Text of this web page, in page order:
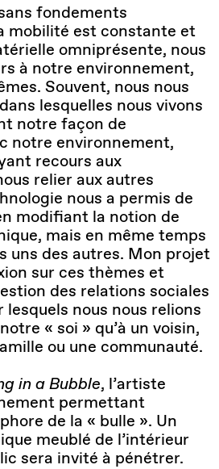
fondements
mobilité est constante et
omniprésente, nous
à notre environnement,
Souvent, nous nous
lesquelles nous vivons
notre façon de
notre environnement,
recours aux
relier aux autres
nous a permis de
modifiant la notion de
mais en même temps
uns des autres. Mon projet
sur ces thèmes et
des relations sociales
lesquels nous nous relions
« soi » qu’à un voisin,
ou une communauté.
in a Bubble, l’artiste
permettant
de la « bulle ». Un
meublé de l’intérieur
sera invité à pénétrer.